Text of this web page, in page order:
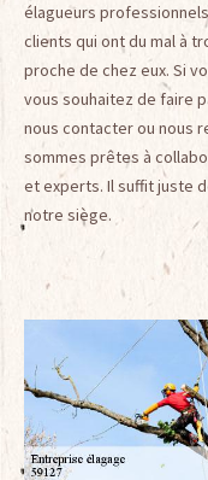
élagueurs
clients qui ont du mal à
proche de chez eux. Si
vous souhaitez de faire
nous contacter ou nous
sommes prêtes à
et experts. Il suffit juste
notre siège.